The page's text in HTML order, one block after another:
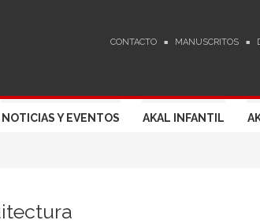
CONTACTO MANUSCRITOS
NOTICIAS Y EVENTOS AKAL INFANTIL